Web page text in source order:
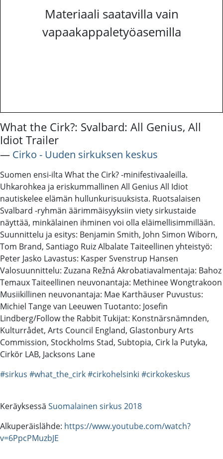
Materiaali saatavilla vain
vapaakappaletyöasemilla
What the Cirk?: Svalbard: All Genius, All
Idiot Trailer
― Cirko - Uuden sirkuksen keskus
Suomen ensi-ilta What the Cirk? -minifestivaaleilla.
Uhkarohkea ja eriskummallinen All Genius All Idiot
nautiskelee elämän hullunkurisuuksista. Ruotsalaisen
Svalbard -ryhmän äärimmäisyyksiin viety sirkustaide
näyttää, minkälainen ihminen voi olla eläimellisimmillään.
Suunnittelu ja esitys: Benjamin Smith, John Simon Wiborn,
Tom Brand, Santiago Ruiz Albalate Taiteellinen yhteistyö:
Peter Jasko Lavastus: Kasper Svenstrup Hansen
Valosuunnittelu: Zuzana Režná Akrobatiavalmentaja: Bahoz
Temaux Taiteellinen neuvonantaja: Methinee Wongtrakoon
Musiikillinen neuvonantaja: Mae Karthäuser Puvustus:
Michiel Tange van Leeuwen Tuotanto: Josefin
Lindberg/Follow the Rabbit Tukijat: Konstnärsnämnden,
Kulturrådet, Arts Council England, Glastonbury Arts
Commission, Stockholms Stad, Subtopia, Cirk la Putyka,
Cirkör LAB, Jacksons Lane
#sirkus #what_the_cirk#cirkohelsinki #cirkokeskus
Keräyksessä Suomalainen sirkus 2018
Alkuperäislähde: https://www.youtube.com/watch?
v=6PpcPMuzbJE